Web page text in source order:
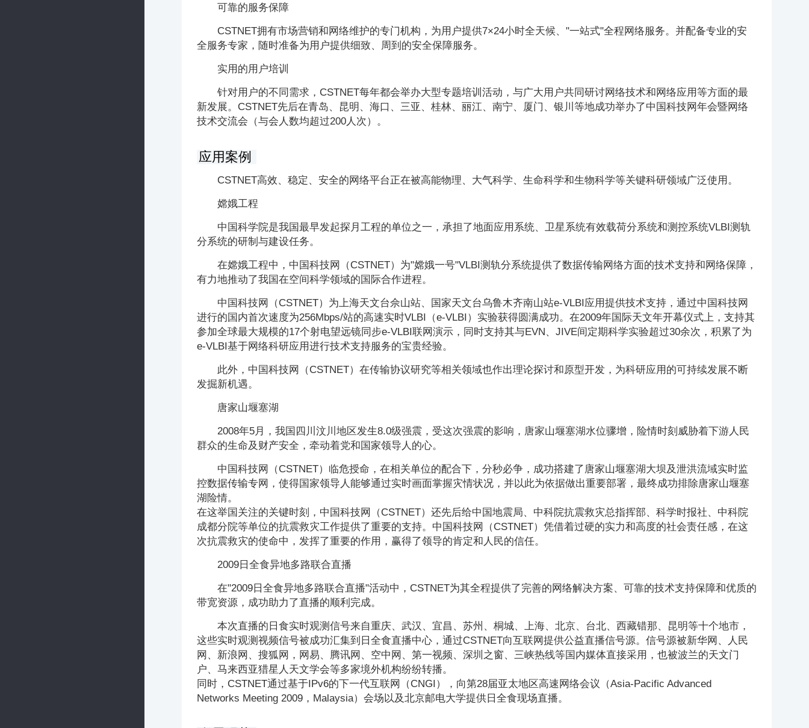
可靠的服务保障
CSTNET拥有市场营销和网络维护的专门机构，为用户提供7×24小时全天候、"一站式"全程网络服务。并配备专业的安
全服务专家，随时准备为用户提供细致、周到的安全保障服务。
实用的用户培训
针对用户的不同需求，CSTNET每年都会举办大型专题培训活动，与广大用户共同研讨网络技术和网络应用等方面的最
新发展。CSTNET先后在青岛、昆明、海口、三亚、桂林、丽江、南宁、厦门、银川等地成功举办了中国科技网年会暨网络
技术交流会（与会人数均超过200人次）。
应用案例
CSTNET高效、稳定、安全的网络平台正在被高能物理、大气科学、生命科学和生物科学等关键科研领域广泛使用。
嫦娥工程
中国科学院是我国最早发起探月工程的单位之一，承担了地面应用系统、卫星系统有效载荷分系统和测控系统VLBI测轨
分系统的研制与建设任务。
在嫦娥工程中，中国科技网（CSTNET）为"嫦娥一号"VLBI测轨分系统提供了数据传输网络方面的技术支持和网络保障，
有力地推动了我国在空间科学领域的国际合作进程。
中国科技网（CSTNET）为上海天文台佘山站、国家天文台乌鲁木齐南山站e-VLBI应用提供技术支持，通过中国科技网
进行的国内首次速度为256Mbps/站的高速实时VLBI（e-VLBI）实验获得圆满成功。在2009年国际天文年开幕仪式上，支持其
参加全球最大规模的17个射电望远镜同步e-VLBI联网演示，同时支持其与EVN、JIVE间定期科学实验超过30余次，积累了为
e-VLBI基于网络科研应用进行技术支持服务的宝贵经验。
此外，中国科技网（CSTNET）在传输协议研究等相关领域也作出理论探讨和原型开发，为科研应用的可持续发展不断
发掘新机遇。
唐家山堰塞湖
2008年5月，我国四川汶川地区发生8.0级强震，受这次强震的影响，唐家山堰塞湖水位骤增，险情时刻威胁着下游人民
群众的生命及财产安全，牵动着党和国家领导人的心。
中国科技网（CSTNET）临危授命，在相关单位的配合下，分秒必争，成功搭建了唐家山堰塞湖大坝及泄洪流域实时监
控数据传输专网，使得国家领导人能够通过实时画面掌握灾情状况，并以此为依据做出重要部署，最终成功排除唐家山堰塞
湖险情。
在这举国关注的关键时刻，中国科技网（CSTNET）还先后给中国地震局、中科院抗震救灾总指挥部、科学时报社、中科院
成都分院等单位的抗震救灾工作提供了重要的支持。中国科技网（CSTNET）凭借着过硬的实力和高度的社会责任感，在这
次抗震救灾的使命中，发挥了重要的作用，赢得了领导的肯定和人民的信任。
2009日全食异地多路联合直播
在"2009日全食异地多路联合直播"活动中，CSTNET为其全程提供了完善的网络解决方案、可靠的技术支持保障和优质的
带宽资源，成功助力了直播的顺利完成。
本次直播的日食实时观测信号来自重庆、武汉、宜昌、苏州、桐城、上海、北京、台北、西藏错那、昆明等十个地市，
这些实时观测视频信号被成功汇集到日全食直播中心，通过CSTNET向互联网提供公益直播信号源。信号源被新华网、人民
网、新浪网、搜狐网，网易、腾讯网、空中网、第一视频、深圳之窗、三峡热线等国内媒体直接采用，也被波兰的天文门
户、马来西亚猎星人天文学会等多家境外机构纷纷转播。
同时，CSTNET通过基于IPv6的下一代互联网（CNGI），向第28届亚太地区高速网络会议（Asia-Pacific Advanced
Networks Meeting 2009，Malaysia）会场以及北京邮电大学提供日全食现场直播。